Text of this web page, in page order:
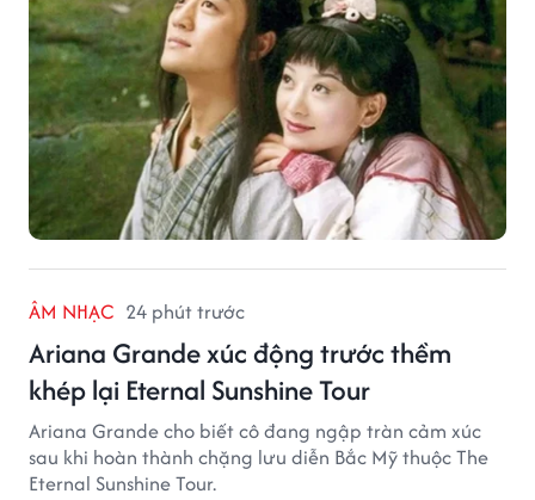
ÂM NHẠC 24 phút trước
Ariana Grande xúc động trước thềm
khép lại Eternal Sunshine Tour
Ariana Grande cho biết cô đang ngập tràn cảm xúc
sau khi hoàn thành chặng lưu diễn Bắc Mỹ thuộc The
Eternal Sunshine Tour.